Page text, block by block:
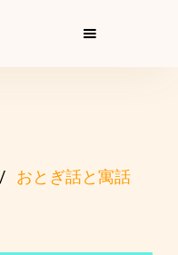
おとぎ話と寓話